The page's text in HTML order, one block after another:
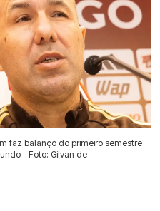
faz balanço do primeiro semestre
- Foto: Gilvan de